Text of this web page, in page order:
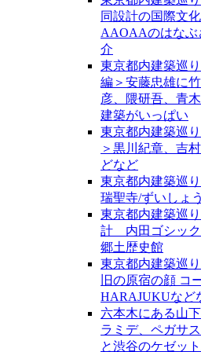
同設計の国際文
AAOAAのはなぶ
介
東京都内建築巡
編＞安藤忠雄に
彦、隈研吾、青
建築がいっぱい
東京都内建築巡
＞黒川紀章、吉
どなど
東京都内建築巡
瑞聖寺/ずいしょ
東京都内建築巡
計 内田ゴシック
郷土歴史館
東京都内建築巡
旧の原宿の顔 コ
HARAJUKUなど
六本木にある山
ラミデ、ペガサ
と渋谷のケゼッ